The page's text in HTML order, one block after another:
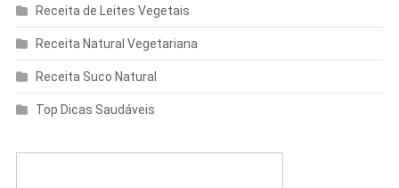
Receita de Leites Vegetais
Receita Natural Vegetariana
Receita Suco Natural
Top Dicas Saudáveis